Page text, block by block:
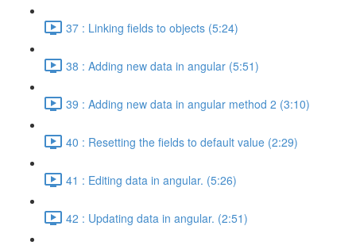
37 : Linking fields to objects (5:24)
38 : Adding new data in angular (5:51)
39 : Adding new data in angular method 2 (3:10)
40 : Resetting the fields to default value (2:29)
41 : Editing data in angular. (5:26)
42 : Updating data in angular. (2:51)